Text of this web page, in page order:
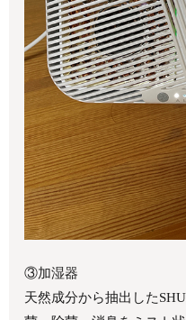
③加湿器
天然成分から抽出した